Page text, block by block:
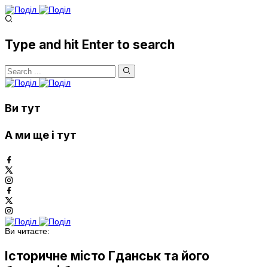
Type and hit Enter to search
Ви тут
А ми ще і тут
Ви читаєте:
Історичне місто Гданськ та його